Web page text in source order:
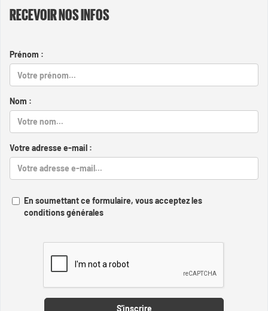
RECEVOIR NOS INFOS
Prénom :
Nom :
Votre adresse e-mail :
En soumettant ce formulaire, vous acceptez les
conditions générales
S'inscrire